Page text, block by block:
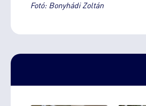
Fotó: Bonyhádi Zoltán